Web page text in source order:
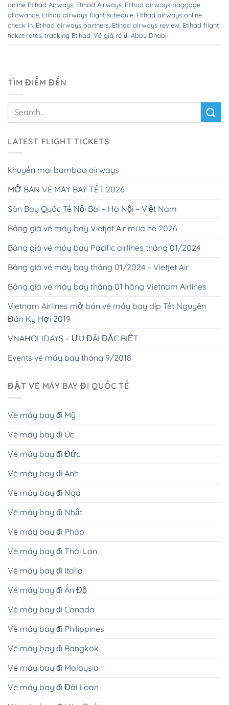
online Etihad Airways Etihad Airways Etihad airways baggage
allowance Etihad airways flight schedule Etihad airways online
check in Etihad airways partners Etihad airways review Etihad flight
ticket rates tracking Etihad Vé giá rẻ đi Abbu Dhabi
TÌM ĐIỂM ĐẾN
LATEST FLIGHT TICKETS
khuyến mại bamboo airways
MỞ BÁN VÉ MÁY BAY TẾT 2026
Sân Bay Quốc Tế Nội Bài – Hà Nội – Việt Nam
Bảng giá vé máy bay Vietjet Air mùa hè 2026
Bảng giá vé máy bay Pacific airlines tháng 01/2024
Bảng giá vé máy bay tháng 01/2024 – Vietjet Air
Bảng giá vé máy bay tháng 01 hãng Vietnam Airlines
Vietnam Airlines mở bán vé máy bay dịp Tết Nguyên
Đán Kỷ Hợi 2019
VNAHOLIDAYS – ƯU ĐÃI ĐẶC BIỆT
Events vé máy bay tháng 9/2018
ĐẶT VÉ MÁY BAY ĐI QUỐC TẾ
Vé máy bay đi Mỹ
Vé máy bay đi Úc
Vé máy bay đi Đức
Vé máy bay đi Anh
Vé máy bay đi Nga
Vé máy bay đi Nhật
Vé máy bay đi Pháp
Vé máy bay đi Thái Lan
Vé máy bay đi Italia
Vé máy bay đi Ấn Độ
Vé máy bay đi Canada
Vé máy bay đi Philippines
Vé máy bay đi Bangkok
Vé máy bay đi Malaysia
Vé máy bay đi Đài Loan